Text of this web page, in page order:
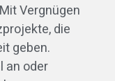
Vergnügen
die
geben.
an oder